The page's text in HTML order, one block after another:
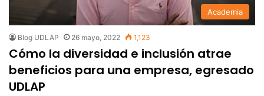
Academia
Blog UDLAP 26 mayo, 2022 1,123
Cómo la diversidad e inclusión atrae
beneficios para una empresa, egresado
UDLAP